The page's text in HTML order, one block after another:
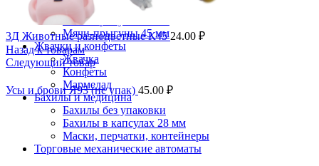
Мячи-прыгуны 25 мм
Мячи-прыгуны 32 мм
Мячи-прыгуны 45 мм
Жвачки и конфеты
Жвачка
Конфеты
Мармелад
Бахилы и медицина
Бахилы без упаковки
Бахилы в капсулах 28 мм
Маски, перчатки, контейнеры
Торговые механические автоматы
3Д Животные разноцветные К4524.00 ₽
Назад к товарам
Следующий товар
Усы и брови Я93 (не упак) 45.00 ₽